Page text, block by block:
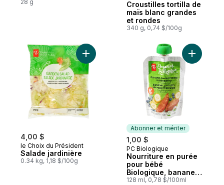
28 g
Croustilles tortilla de
maïs blanc grandes
et rondes
340 g, 0,74 $/100g
4,00 $
le Choix du Président
Salade jardinière
0.34 kg, 1,18 $/100g
Ajouter Salade jardinière au panier
Abonner et mériter
1,00 $
Abonner et mériter
PC Biologique
Nourriture en purée
pour bébé
Biologique, bananes,
patates douces et
128 ml, 0,78 $/100ml
Ajouter